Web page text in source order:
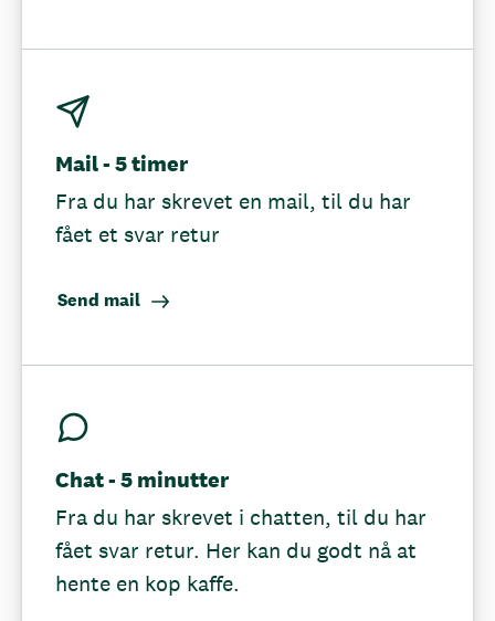
Mail - 5 timer
Fra du har skrevet en mail, til du har
fået et svar retur
Send mail
Chat - 5 minutter
Fra du har skrevet i chatten, til du har
fået svar retur. Her kan du godt nå at
hente en kop kaffe.